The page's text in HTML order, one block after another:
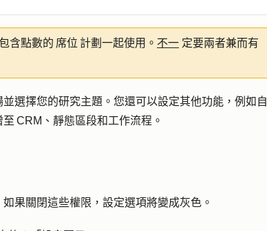
含點數的 席位 計劃一起使用。 不一 定要兩者兼而有
選擇您的研究主題。您還可以設定其他功能，例如自
CRM、靜態區段和工作流程。
如果關閉這些權限，設定選項將變成灰色。